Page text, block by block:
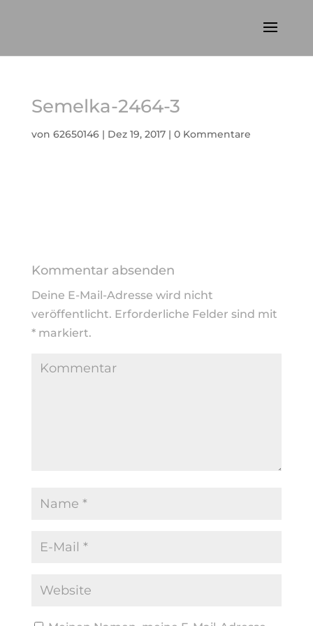
Semelka-2464-3
von 62650146| Dez 19, 2017| 0 Kommentare
Kommentar absenden
Deine E-Mail-Adresse wird nicht
veröffentlicht. Erforderliche Felder sind mit
*markiert.